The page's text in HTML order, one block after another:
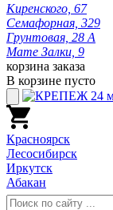
Киренского, 67
Семафорная, 329
Грунтовая, 28 А
Мате Залки, 9
корзина заказа
В корзине пусто
Красноярск
Лесосибирск
Иркутск
Абакан